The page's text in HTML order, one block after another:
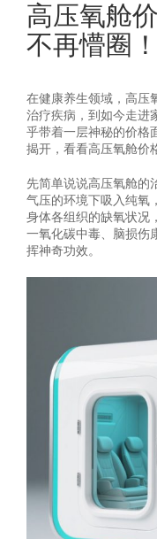
高压氧舱
不再懵圈！
在健康养生领域，高压
治疗疾病，到如今走进
乎带着一层神秘的价格
揭开，看看高压氧舱价
先简单说说高压氧舱的
气压的环境下吸入纯氧
身体各组织的缺氧状况
一氧化碳中毒、脑损伤
挥神奇功效。